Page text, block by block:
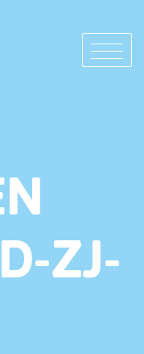
ZJ-